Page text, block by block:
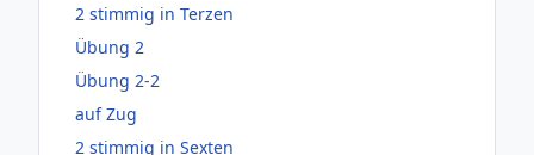
2 stimmig in Terzen
Übung 2
Übung 2-2
auf Zug
2 stimmig in Sexten